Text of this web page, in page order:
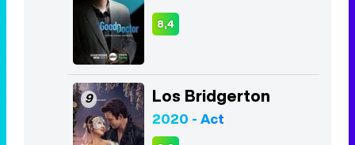
2020 - Act
8,2
10 The Boys
2019 - Act